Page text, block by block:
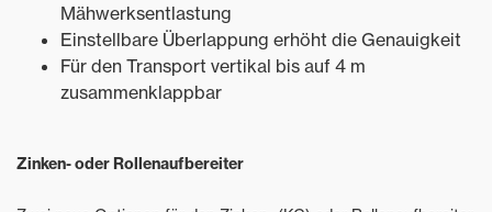
Mähwerksentlastung
Einstellbare Überlappung erhöht die Genauigkeit
Für den Transport vertikal bis auf 4 m
zusammenklappbar
Zinken- oder Rollenaufbereiter